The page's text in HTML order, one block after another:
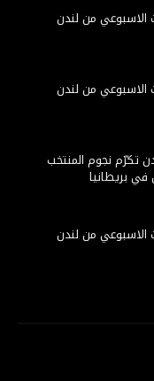
تكرّم نجوم المنتخب
في بريطانيا